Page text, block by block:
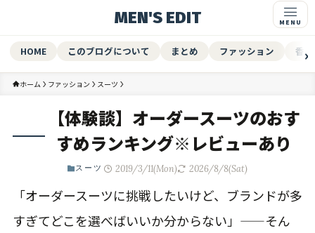
MEN'S EDIT
HOME このブログについて まとめ ファッション 香水
ホーム ファッション スーツ
【体験談】オーダースーツのおす
すめランキング※レビューあり
スーツ 2019/3/11(Mon) 2026/8/8(Sat)
「オーダースーツに挑戦したいけど、ブランドが多
すぎてどこを選べばいいか分からない」——そん